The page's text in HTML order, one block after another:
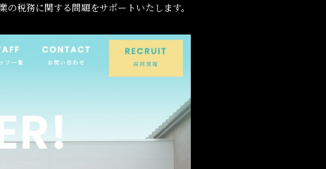
税務に関する問題をサポートいたします。